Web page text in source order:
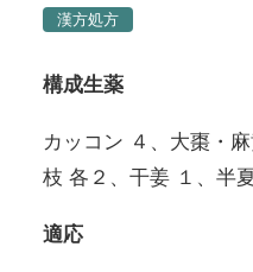
漢方処方
構成生薬
カッコン ４、大棗・
枝 各２、干姜 １、半
適応